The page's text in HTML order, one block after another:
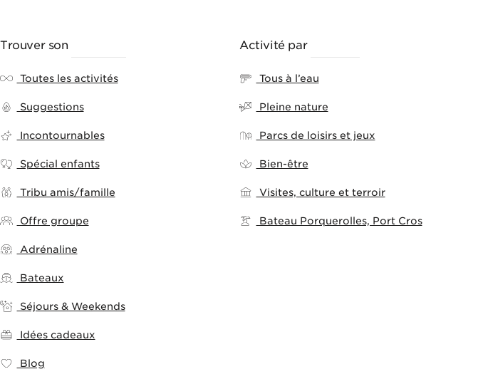
Trouver son
Toutes les activités
Suggestions
Incontournables
Spécial enfants
Tribu amis/famille
Offre groupe
Adrénaline
Bateaux
Séjours & Weekends
Idées cadeaux
Blog
Activité par
Tous à l’eau
Pleine nature
Parcs de loisirs et jeux
Bien-être
Visites, culture et terroir
Bateau Porquerolles, Port Cros